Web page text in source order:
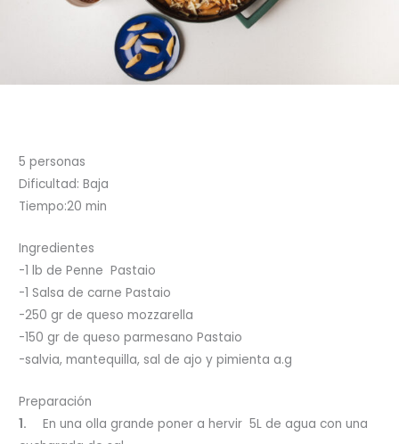
5 personas
Dificultad: Baja
Tiempo:20 min
Ingredientes
-1 lb de Penne Pastaio
-1 Salsa de carne Pastaio
-250 gr de queso mozzarella
-150 gr de queso parmesano Pastaio
-salvia, mantequilla, sal de ajo y pimienta a.g
Preparación
1.
En una olla grande poner a hervir 5L de agua con una